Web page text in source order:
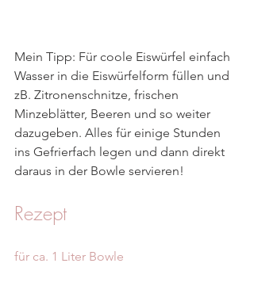
Mein Tipp: Für coole Eiswürfel einfach
Wasser in die Eiswürfelform füllen und
zB. Zitronenschnitze, frischen
Minzeblätter, Beeren und so weiter
dazugeben. Alles für einige Stunden
ins Gefrierfach legen und dann direkt
daraus in der Bowle servieren!
Rezept
für ca. 1 Liter Bowle